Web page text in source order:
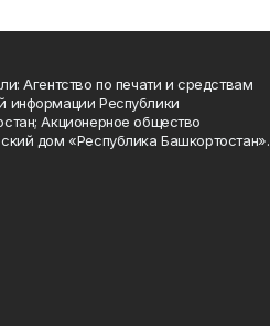
Агентство по печати и средствам
информации Республики
Акционерное общество
дом «Республика Башкортостан».